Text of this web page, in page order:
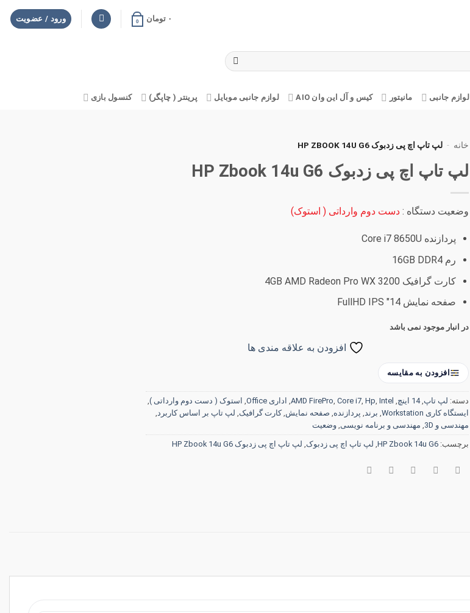
۰ تومان 0 ورود / عضویت
لوازم جانبی مانیتور کیس و آل این وان AIO لوازم جانبی موبایل پرینتر ( چاپگر) کنسول بازی
خانه - لپ تاپ اچ پی زدبوک HP ZBOOK 14U G6
لپ تاپ اچ پی زدبوک HP Zbook 14u G6
وضعیت دستگاه : دست دوم وارداتی ( استوک)
پردازنده Core i7 8650U
رم 16GB DDR4
کارت گرافیک 4GB AMD Radeon Pro WX 3200
صفحه نمایش 14″ FullHD IPS
در انبار موجود نمی باشد
افزودن به علاقه مندی ها
افزودن به مقایسه
دسته: لپ تاپ ,14 اینچ AMD FirePro Core i7 Hp Intel اداری Office استوک ( دست دوم وارداتی )
ایستگاه کاری Workstation
برند پردازنده صفحه نمایش ,کارت گرافیک لپ تاپ بر اساس کاربرد
مهندسی و 3D
مهندسی و برنامه نویسی وضعیت
برچسب: HP Zbook 14u G6 لپ تاپ اچ پی زدبوک لپ تاپ اچ پی زدبوک HP Zbook 14u G6